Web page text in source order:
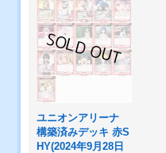
ユニオンアリーナ
構築済みデッキ 赤S
HY(2024年9月28日